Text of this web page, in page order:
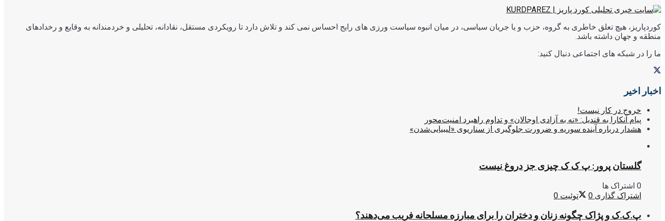
کوردپاریز، هیچ تعلق خاطری به گروه، حزب و یا جریان سیاسی، در میان انبوه سیاست ورزی های رایج احساس نمی کند و تلاش دارد تا رویکردی مستقل، نقادانه، تحلیلی و خردمندانه به وقایع و رخدادهای
منطقه و جهان داشته باشد.
ما را در شبکه های اجتماعی دنبال کنید:
اخبار اخیر
خروج در کار نیست!
پیام آنکارا به قندیل: «نه به آزادی اوجالان» و تداوم راهبرد امنیت‌محور
هشدار درباره آینده سوریه و ضرورت جلوگیری از سناریوی «لیبیایی‌شدن»
گلستان پرور: پ ک ک چیزی جز دروغ نیست
0 اشتراک ها
اشتراک گذاری 0 توئیت 0
پ.ک.ک و پژاک چگونه زنان و دختران را برای مبارزه مسلحانه فریب می‌دهند؟